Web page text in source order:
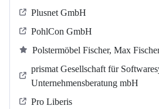
Plusnet GmbH
PohlCon GmbH
Polstermöbel Fischer, Max
prismat Gesellschaft für
Unternehmensberatung mbH
Pro Liberis